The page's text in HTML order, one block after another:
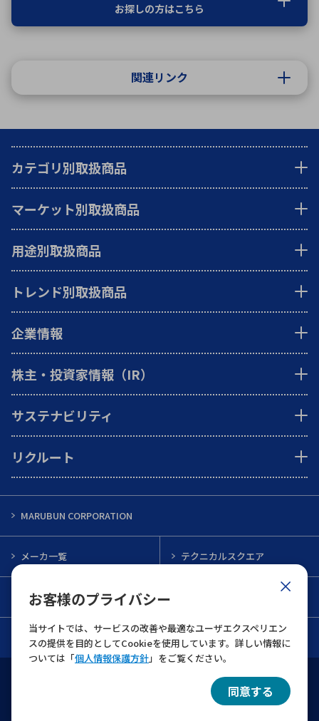
お客様のプライバシー
当サイトでは、サービスの改善や最適なユーザエクスペリエン
スの提供を目的としてCookieを使用しています。詳しい情報に
ついては「個人情報保護方針」をご覧ください。
同意する
お探しの方はこちら
関連リンク
カテゴリ別取扱商品
マーケット別取扱商品
用途別取扱商品
トレンド別取扱商品
企業情報
株主・投資家情報（IR）
サステナビリティ
リクルート
MARUBUN CORPORATION
メーカ一覧 テクニカルスクエア
インフォメーション
お問い合わせ
個人情報保護について
© 2022 MARUBUN CORPORATION All Rights Reserved.